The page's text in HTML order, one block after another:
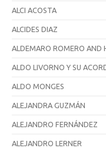
ALCI ACOSTA
ALCIDES DIAZ
ALDEMARO ROMERO AND
ALDO LIVORNO Y SU
ALDO MONGES
ALEJANDRA GUZMÁN
ALEJANDRO FERNÁNDEZ
ALEJANDRO LERNER